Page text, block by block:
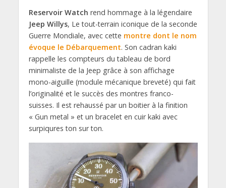
Reservoir Watch rend hommage à la légendaire
Jeep Willys, Le tout-terrain iconique de la seconde
Guerre Mondiale, avec cette montre dont le nom
évoque le Débarquement. Son cadran kaki
rappelle les compteurs du tableau de bord
minimaliste de la Jeep grâce à son affichage
mono-aiguille (module mécanique breveté) qui fait
l’originalité et le succès des montres franco-
suisses. Il est rehaussé par un boitier à la finition
« Gun metal » et un bracelet en cuir kaki avec
surpiqures ton sur ton.